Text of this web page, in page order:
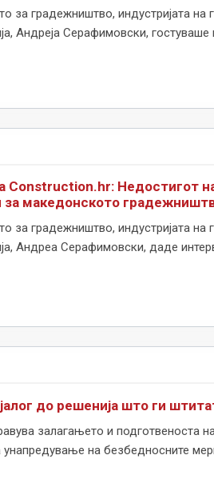
за градежништво, индустријата на
Андреја Серафимовски, гостуваше
Недостигот
за македонското
за градежништво, индустријата на
Андреа Серафимовски, даде
до решенија што ги
залагањето и подготвеноста
на безбедносните